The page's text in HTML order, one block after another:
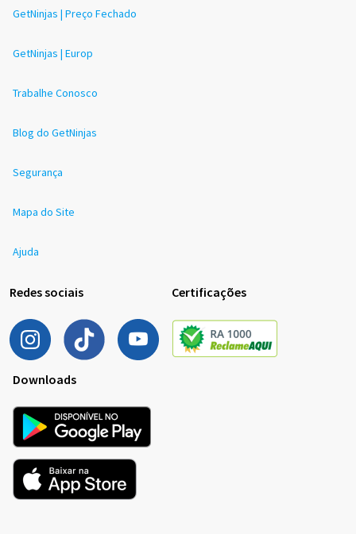
GetNinjas | Preço Fechado
GetNinjas | Europ
Trabalhe Conosco
Blog do GetNinjas
Segurança
Mapa do Site
Ajuda
Redes sociais Certificações
Downloads